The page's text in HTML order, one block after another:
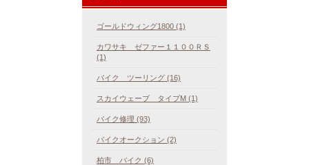
ゴールドウィング1800 (1)
カワサキ ゼファー１１００ＲＳ
(1)
バイク ツーリング (16)
スカイウェーブ タイプM (1)
バイク修理 (93)
バイクオークション (2)
柏市 バイク (6)